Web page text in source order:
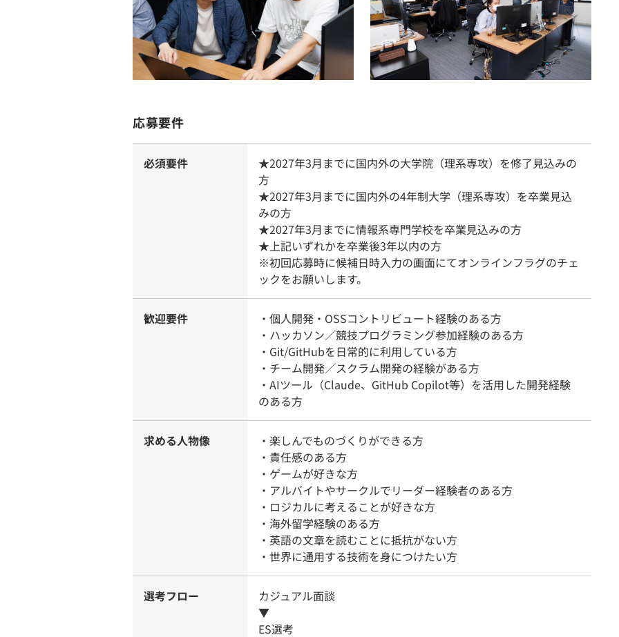
応募要件
必須要件
★2027年3月までに国内外の大学院（理系専攻）を修了見込みの
方
★2027年3月までに国内外の4年制大学（理系専攻）を卒業見込
みの方
★2027年3月までに情報系専門学校を卒業見込みの方
★上記いずれかを卒業後3年以内の方
※初回応募時に候補日時入力の画面にてオンラインフラグのチェ
ックをお願いします。
歓迎要件
・個人開発・OSSコントリビュート経験のある方
・ハッカソン／競技プログラミング参加経験のある方
・Git/GitHubを日常的に利用している方
・チーム開発／スクラム開発の経験がある方
・AIツール（Claude、GitHub Copilot等）を活用した開発経験
のある方
求める人物像
・楽しんでものづくりができる方
・責任感のある方
・ゲームが好きな方
・アルバイトやサークルでリーダー経験者のある方
・ロジカルに考えることが好きな方
・海外留学経験のある方
・英語の文章を読むことに抵抗がない方
・世界に通用する技術を身につけたい方
選考フロー
カジュアル面談
▼
ES選考